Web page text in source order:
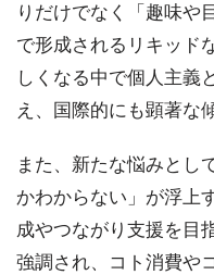
りだけでなく「趣味や
で形成されるリキッド
しくなる中で個人主義
え、国際的にも顕著な
また、新たな悩みとし
かわからない」が浮上
成やつながり支援を目
強調され、コト消費や